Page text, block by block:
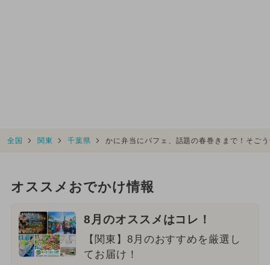
全国 関東 千葉県 かに弁当にパフェ、話題の春巻きまで！そご
オススメおでかけ情報
8月のオススメはコレ！
【関東】8月のおすすめを厳選し
てお届け！